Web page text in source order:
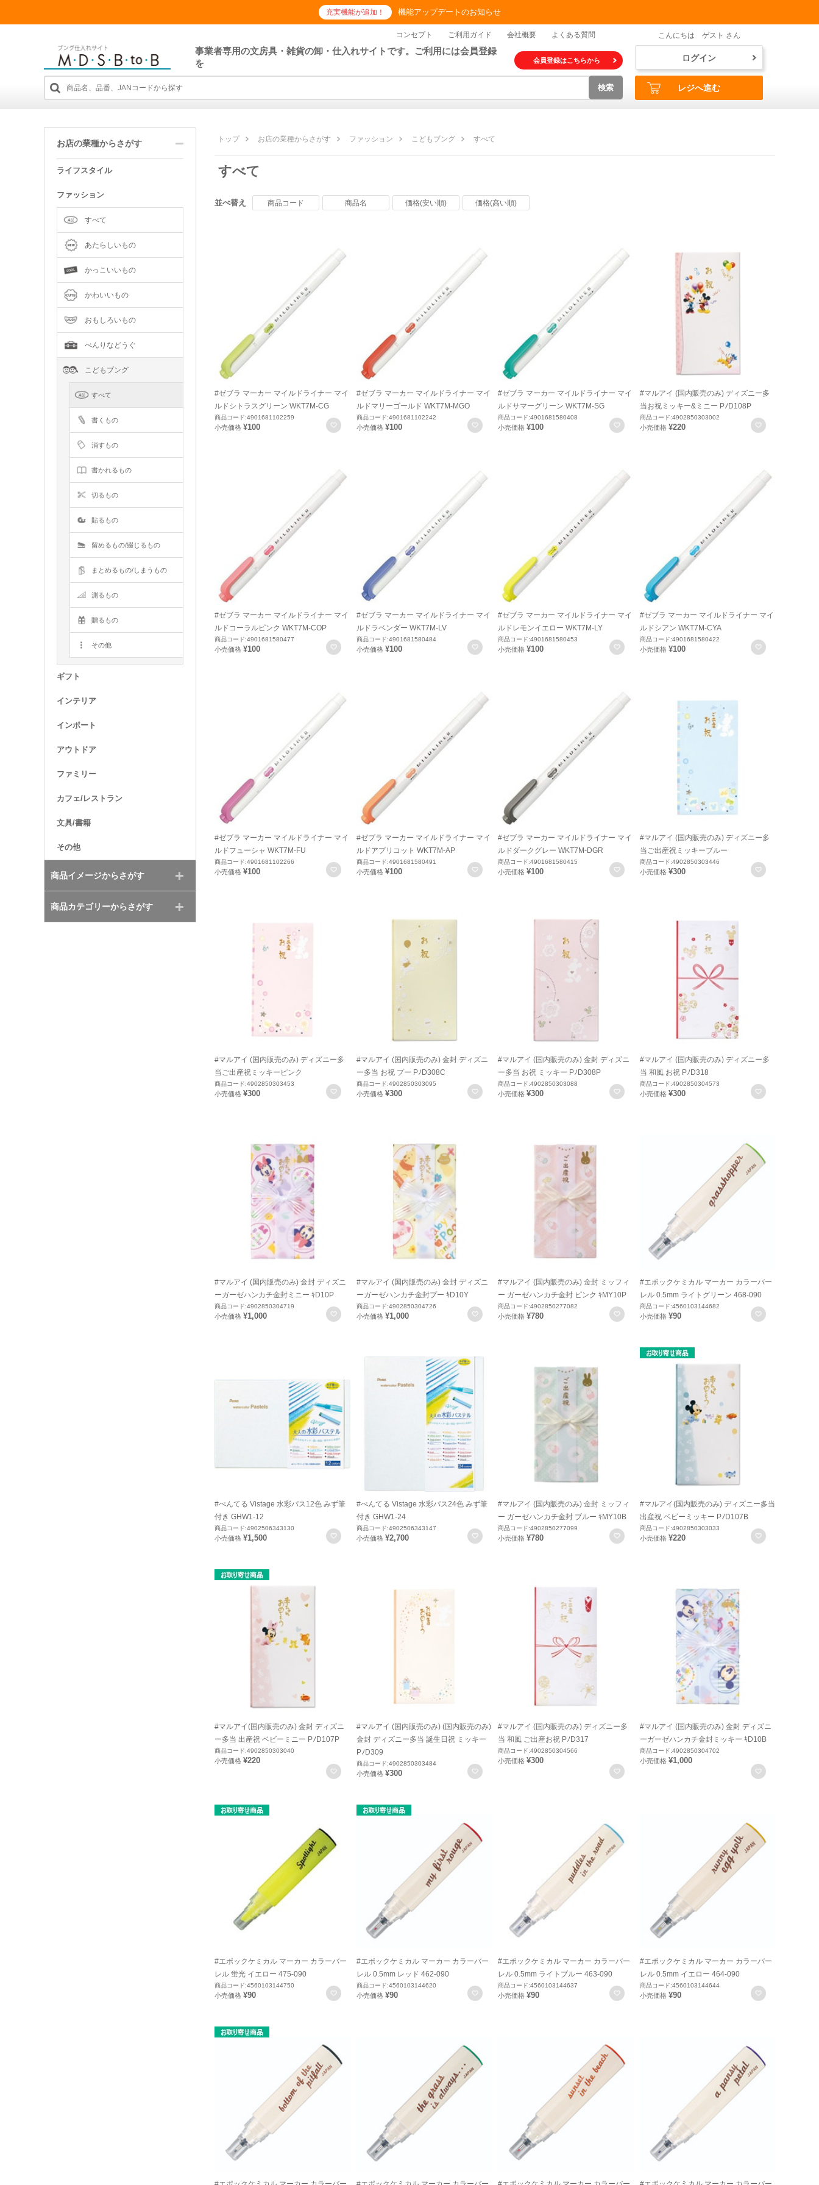
充実機能が追加！ 機能アップデートのお知らせ
コンセプト ご利用ガイド 会社概要 よくある質問
事業者専用の文房具・雑貨の卸・仕入れサイトです。ご利用には会員登録
を
会員登録はこちらから
検索
こんにちは ゲスト さん
ログイン
レジへ進む
トップ お店の業種からさがす ファッション こどもブング すべて
すべて
並べ替え 商品コード 商品名 価格(安い順) 価格(高い順)
#ゼブラ マーカー マイルドライナー マイ
ルドシトラスグリーン WKT7M-CG
商品コード:4901681102259
小売価格 ¥100 お気に入りに登録
#ゼブラ マーカー マイルドライナー マイ
ルドマリーゴールド WKT7M-MGO
商品コード:4901681102242
小売価格 ¥100 お気に入りに登録
#ゼブラ マーカー マイルドライナー マイ
ルドサマーグリーン WKT7M-SG
商品コード:4901681580408
小売価格 ¥100 お気に入りに登録
#マルアイ (国内販売のみ) ディズニー多
当お祝ミッキー&ミニー PﾉD108P
商品コード:4902850303002
小売価格 ¥220
#ゼブラ マーカー マイルドライナー マイ
ルドコーラルピンク WKT7M-COP
商品コード:4901681580477
小売価格 ¥100 お気に入りに登録
#ゼブラ マーカー マイルドライナー マイ
ルドラベンダー WKT7M-LV
商品コード:4901681580484
小売価格 ¥100 お気に入りに登録
#ゼブラ マーカー マイルドライナー マイ
ルドレモンイエロー WKT7M-LY
商品コード:4901681580453
小売価格 ¥100 お気に入りに登録
#ゼブラ マーカー マイルドライナー マイ
ルドシアン WKT7M-CYA
商品コード:4901681580422
小売価格 ¥100
#ゼブラ マーカー マイルドライナー マイ
ルドフューシャ WKT7M-FU
商品コード:4901681102266
小売価格 ¥100 お気に入りに登録
#ゼブラ マーカー マイルドライナー マイ
ルドアプリコット WKT7M-AP
商品コード:4901681580491
小売価格 ¥100 お気に入りに登録
#ゼブラ マーカー マイルドライナー マイ
ルドダークグレー WKT7M-DGR
商品コード:4901681580415
小売価格 ¥100 お気に入りに登録
#マルアイ (国内販売のみ) ディズニー多
当ご出産祝ミッキーブルー
商品コード:4902850303446
小売価格 ¥300
#マルアイ (国内販売のみ) ディズニー多
当ご出産祝ミッキーピンク
商品コード:4902850303453
小売価格 ¥300 お気に入りに登録
#マルアイ (国内販売のみ) 金封 ディズニ
ー多当 お祝 プー PﾉD308C
商品コード:4902850303095
小売価格 ¥300 お気に入りに登録
#マルアイ (国内販売のみ) 金封 ディズニ
ー多当 お祝 ミッキー PﾉD308P
商品コード:4902850303088
小売価格 ¥300 お気に入りに登録
#マルアイ (国内販売のみ) ディズニー多
当 和風 お祝 PﾉD318
商品コード:4902850304573
小売価格 ¥300
#マルアイ (国内販売のみ) 金封 ディズニ
ーガーゼハンカチ金封ミニー ｷD10P
商品コード:4902850304719
小売価格 ¥1,000 お気に入りに登録
#マルアイ (国内販売のみ) 金封 ディズニ
ーガーゼハンカチ金封プー ｷD10Y
商品コード:4902850304726
小売価格 ¥1,000 お気に入りに登録
#マルアイ (国内販売のみ) 金封 ミッフィ
ー ガーゼハンカチ金封 ピンク ｷMY10P
商品コード:4902850277082
小売価格 ¥780 お気に入りに登録
#エポックケミカル マーカー カラーバー
レル 0.5mm ライトグリーン 468-090
商品コード:4560103144682
小売価格 ¥90
#ぺんてる Vistage 水彩パス12色 みず筆
付き GHW1-12
商品コード:4902506343130
小売価格 ¥1,500 お気に入りに登録
#ぺんてる Vistage 水彩パス24色 みず筆
付き GHW1-24
商品コード:4902506343147
小売価格 ¥2,700 お気に入りに登録
#マルアイ (国内販売のみ) 金封 ミッフィ
ー ガーゼハンカチ金封 ブルー ｷMY10B
商品コード:4902850277099
小売価格 ¥780 お気に入りに登録
#マルアイ(国内販売のみ) ディズニー多当
出産祝 ベビーミッキー PﾉD107B
商品コード:4902850303033
小売価格 ¥220
#マルアイ(国内販売のみ) 金封 ディズニ
ー多当 出産祝 ベビーミニー PﾉD107P
商品コード:4902850303040
小売価格 ¥220
お気に入りに登録
#マルアイ (国内販売のみ) (国内販売のみ)
金封 ディズニー多当 誕生日祝 ミッキー
PﾉD309
商品コード:4902850303484
小売価格 ¥300
#マルアイ (国内販売のみ) ディズニー多
当 和風 ご出産お祝 PﾉD317
商品コード:4902850304566
小売価格 ¥300
お気に入りに登録
#マルアイ (国内販売のみ) 金封 ディズニ
ーガーゼハンカチ金封ミッキー ｷD10B
商品コード:4902850304702
小売価格 ¥1,000
#エポックケミカル マーカー カラーバー
レル 蛍光 イエロー 475-090
商品コード:4560103144750
小売価格 ¥90 お気に入りに登録
#エポックケミカル マーカー カラーバー
レル 0.5mm レッド 462-090
商品コード:4560103144620
小売価格 ¥90 お気に入りに登録
#エポックケミカル マーカー カラーバー
レル 0.5mm ライトブルー 463-090
商品コード:4560103144637
小売価格 ¥90 お気に入りに登録
#エポックケミカル マーカー カラーバー
レル 0.5mm イエロー 464-090
商品コード:4560103144644
小売価格 ¥90
お店の業種からさがす
ライフスタイル
ファッション
すべて
あたらしいもの
かっこいいもの
かわいいもの
おもしろいもの
べんりなどうぐ
こどもブング
すべて
書くもの
消すもの
書かれるもの
切るもの
貼るもの
留めるもの/綴じるもの
まとめるもの/しまうもの
測るもの
贈るもの
その他
ギフト
インテリア
インポート
アウトドア
ファミリー
カフェ/レストラン
文具/書籍
その他
商品イメージからさがす
商品カテゴリーからさがす